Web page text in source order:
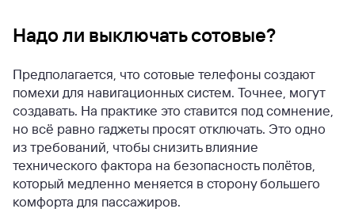
Надо ли выключать сотовые?
Предполагается, что сотовые телефоны создают
помехи для навигационных систем. Точнее, могут
создавать. На практике это ставится под сомнение,
но всё равно гаджеты просят отключать. Это одно
из требований, чтобы снизить влияние
технического фактора на безопасность полётов,
который медленно меняется в сторону большего
комфорта для пассажиров.